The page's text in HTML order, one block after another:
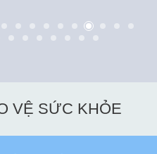
VỆ SỨC KHỎE